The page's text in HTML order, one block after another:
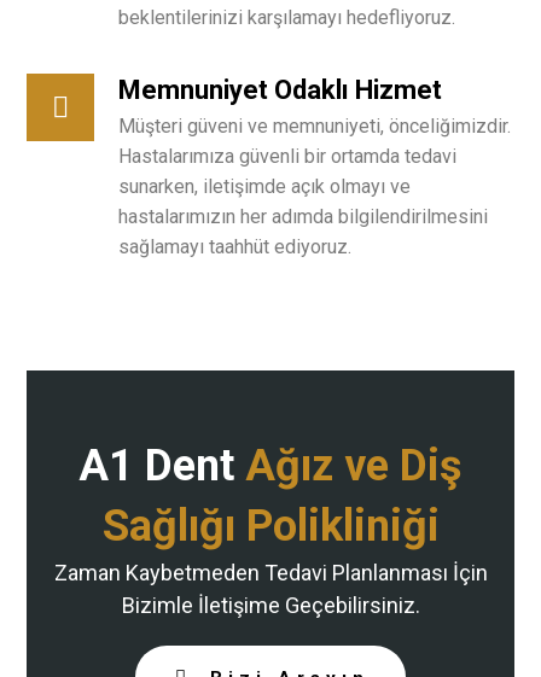
beklentilerinizi karşılamayı hedefliyoruz.
Memnuniyet Odaklı Hizmet
Müşteri güveni ve memnuniyeti, önceliğimizdir.
Hastalarımıza güvenli bir ortamda tedavi
sunarken, iletişimde açık olmayı ve
hastalarımızın her adımda bilgilendirilmesini
sağlamayı taahhüt ediyoruz.
A1 Dent Ağız ve Diş
Sağlığı Polikliniği
Zaman Kaybetmeden Tedavi Planlanması İçin
Bizimle İletişime Geçebilirsiniz.